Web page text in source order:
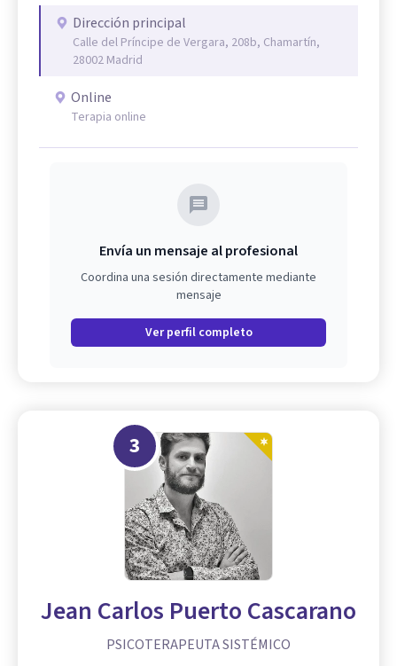
Dirección principal
Calle del Príncipe de Vergara, 208b, Chamartín,
28002 Madrid
Online
Terapia online
Envía un mensaje al profesional
Coordina una sesión directamente mediante
mensaje
Ver perfil completo
3
Jean Carlos Puerto Cascarano
PSICOTERAPEUTA SISTÉMICO